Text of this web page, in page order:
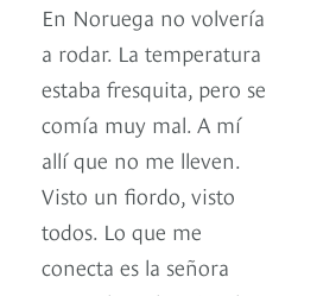
En Noruega no volvería
a rodar. La temperatura
estaba fresquita, pero se
comía muy mal. A mí
allí que no me lleven.
Visto un fiordo, visto
todos. Lo que me
conecta es la señora